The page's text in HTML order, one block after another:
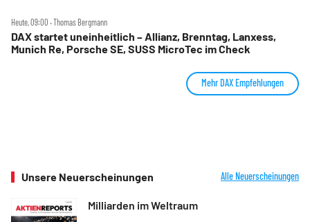
Heute, 09:00 ‧ Thomas Bergmann
DAX startet uneinheitlich – Allianz, Brenntag, Lanxess,
Munich Re, Porsche SE, SUSS MicroTec im Check
Mehr DAX Empfehlungen
Unsere Neuerscheinungen Alle Neuerscheinungen
Milliarden im Weltraum